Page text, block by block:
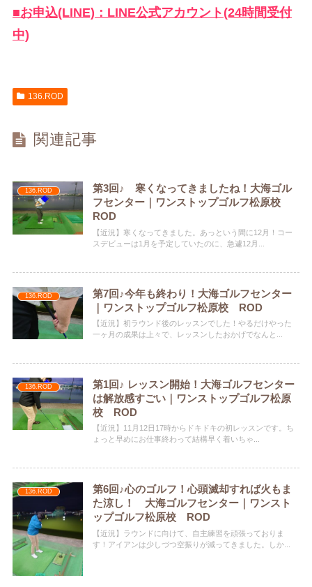
■お申込(LINE)：LINE公式アカウント(24時間受付
中)
136.ROD
関連記事
136.ROD
第3回♪ 寒くなってきましたね！大海ゴル
フセンター｜ワンストップゴルフ松原校
ROD
【近況】寒くなってきました。あっという間に12月！コー
スデビューは1月を予定していたのに、急遽12月...
136.ROD
第7回♪今年も終わり！大海ゴルフセンター
｜ワンストップゴルフ松原校 ROD
【近況】初ラウンド後のレッスンでした！やるだけやった
一ヶ月の成果は上々で、レッスンしたおかげでなんと...
136.ROD
第1回♪ レッスン開始！大海ゴルフセンター
は解放感すごい｜ワンストップゴルフ松原
校 ROD
【近況】11月12日17時からドキドキの初レッスンです。ち
ょっと早めにお仕事終わって結構早く着いちゃ...
136.ROD
第6回♪心のゴルフ！心頭滅却すれば火もま
た涼し！ 大海ゴルフセンター｜ワンスト
ップゴルフ松原校 ROD
【近況】ラウンドに向けて、自主練習を頑張っておりま
す！アイアンは少しづつ空振りが減ってきました。しか...